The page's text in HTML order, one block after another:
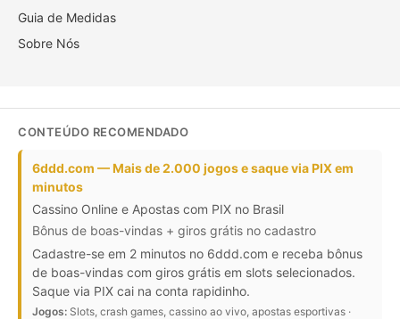
Guia de Medidas
Sobre Nós
CONTEÚDO RECOMENDADO
6ddd.com — Mais de 2.000 jogos e saque via PIX em
minutos
Cassino Online e Apostas com PIX no Brasil
Bônus de boas-vindas + giros grátis no cadastro
Cadastre-se em 2 minutos no 6ddd.com e receba bônus
de boas-vindas com giros grátis em slots selecionados.
Saque via PIX cai na conta rapidinho.
Jogos: Slots, crash games, cassino ao vivo, apostas esportivas ·